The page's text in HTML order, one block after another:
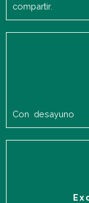
compartir.
Con desayuno